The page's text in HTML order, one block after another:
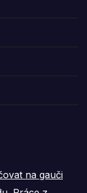
na gauči